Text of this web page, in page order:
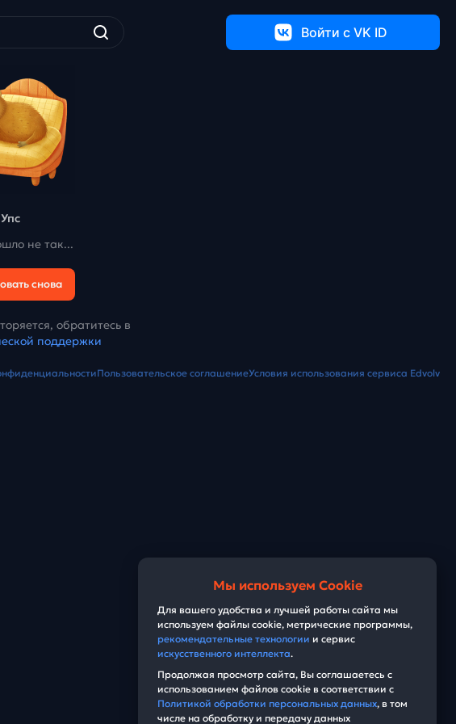
Войти c VK ID
Упс
не так...
снова
обратитесь в
поддержки
Пользовательское соглашениеУсловия использования сервиса Edvolv
Мы используем Cookie
Для вашего удобства и лучшей работы сайта мы
используем файлы cookie, метрические программы,
рекомендательные технологии и сервис
искусственного интеллекта.
Продолжая просмотр сайта, Вы соглашаетесь с
использованием файлов cookie в соответствии с
Политикой обработки персональных данных, в том
числе на обработку и передачу данных